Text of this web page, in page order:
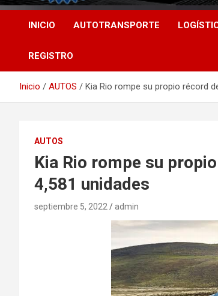
INICIO AUTOTRANSPORTE
REGISTRO
Inicio AUTOS Kia Rio rompe su propio récord
AUTOS
Kia Rio rompe su
4,581 unidades
septiembre 5, 2022 admin